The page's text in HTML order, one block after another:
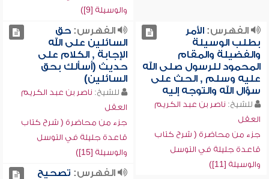
والوسيلة [9])
الفهرس:الأمر
بطلب الوسيلة
والفضيلة والمقام
المحمود للرسول صلى الله
عليه وسلم , الحث على
سؤال الله والتوجه إليه
للشيخ: ناصر بن عبد الكريم
العقل
جزء من محاضرة ( شرح كتاب
قاعدة جليلة في التوسل
والوسيلة [11])
الفهرس:حق
السائلين على الله
الإجابة , الكلام على
حديث (أسألك بحق
السائلين)
للشيخ: ناصر بن عبد الكريم
العقل
جزء من محاضرة ( شرح كتاب
قاعدة جليلة في التوسل
والوسيلة [15])
الفهرس: تصحيح